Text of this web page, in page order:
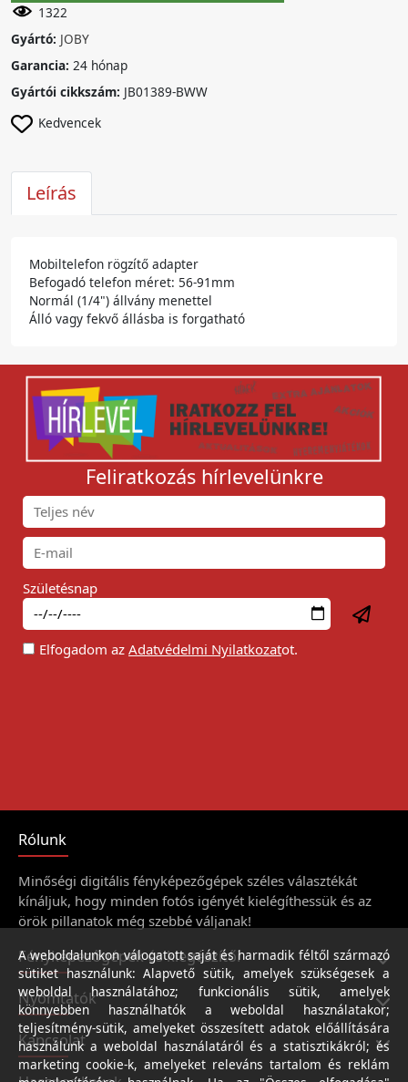
1322
Gyártó: JOBY
Garancia: 24 hónap
Gyártói cikkszám: JB01389-BWW
Kedvencek
Leírás
Mobiltelefon rögzítő adapter
Befogadó telefon méret: 56-91mm
Normál (1/4") állvány menettel
Álló vagy fekvő állásba is forgatható
Feliratkozás hírlevelünkre
Születésnap
Elfogadom az Adatvédelmi Nyilatkozatot.
Rólunk
Minőségi digitális fényképezőgépek széles választékát
kínáljuk, hogy minden fotós igényét kielégíthessük és az
örök pillanatok még szebbé váljanak!
Fényképezőgépek és kiegészítői
Nyomtatók
Kapcsolat
A weboldalunkon válogatott saját és harmadik féltől származó
sütiket használunk: Alapvető sütik, amelyek szükségesek a
weboldal használatához; funkcionális sütik, amelyek
könnyebben használhatók a weboldal használatakor;
teljesítmény-sütik, amelyeket összesített adatok előállítására
használunk a weboldal használatáról és a statisztikákról; és
marketing cookie-k, amelyeket releváns tartalom és reklám